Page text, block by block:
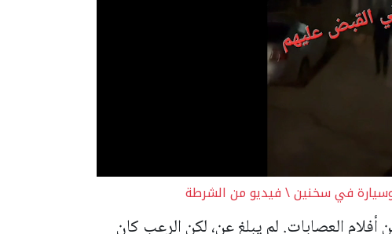
وسيارة في سخنين \ فيديو من الشرطة
العصابات. لم يبلغ عن، لكن الرعب كان